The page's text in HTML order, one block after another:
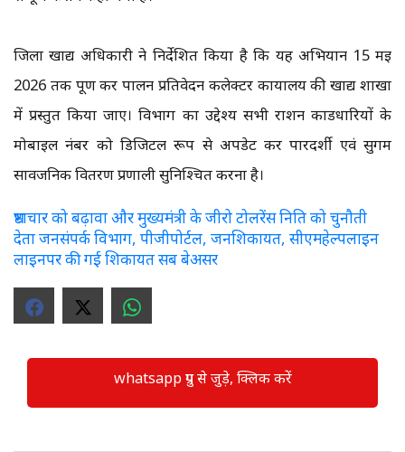
जिला खाद्य अधिकारी ने निर्देशित किया है कि यह अभियान 15 मई
2026 तक पूर्ण कर पालन प्रतिवेदन कलेक्टर कार्यालय की खाद्य शाखा
में प्रस्तुत किया जाए। विभाग का उद्देश्य सभी राशन कार्डधारियों के
मोबाइल नंबर को डिजिटल रूप से अपडेट कर पारदर्शी एवं सुगम
सार्वजनिक वितरण प्रणाली सुनिश्चित करना है।
भ्रष्टाचार को बढ़ावा और मुख्यमंत्री के जीरो टोलरेंस निति को चुनौती
देता जनसंपर्क विभाग, पीजीपोर्टल, जनशिकायत, सीएमहेल्पलाइन
लाइनपर की गई शिकायत सब बेअसर
whatsapp ग्रुप से जुड़े, क्लिक करें